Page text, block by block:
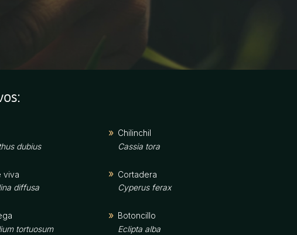
dubius
Chilinchil
Cassia tora
viva
diffusa
Cortadera
Cyperus ferax
tortuosum
Botoncillo
Eclipta alba